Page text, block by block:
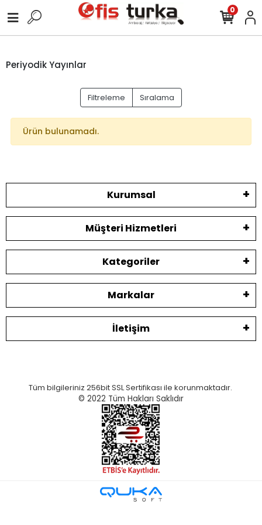
0
Periyodik Yayınlar
Filtreleme Sıralama
Ürün bulunamadı.
Kurumsal
Müşteri Hizmetleri
Kategoriler
Markalar
İletişim
Tüm bilgileriniz 256bit SSL Sertifikası ile korunmaktadır.
© 2022 Tüm Hakları Saklıdır